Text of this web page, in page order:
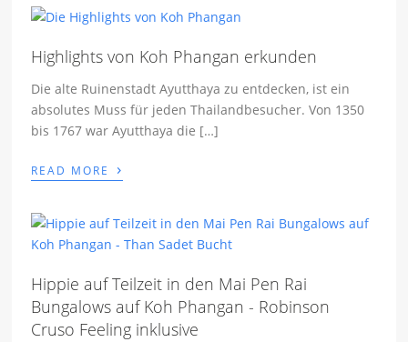
Highlights von Koh Phangan erkunden
Die alte Ruinenstadt Ayutthaya zu entdecken, ist ein
absolutes Muss für jeden Thailandbesucher. Von 1350
bis 1767 war Ayutthaya die […]
READ MORE ›
Hippie auf Teilzeit in den Mai Pen Rai
Bungalows auf Koh Phangan - Robinson
Cruso Feeling inklusive